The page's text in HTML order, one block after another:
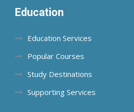
Education
Education Services
Popular Courses
Study Destinations
Supporting Services